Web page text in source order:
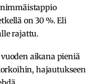
on 30 %. Eli
rajattu.
aikana pieniä
hajautukseen